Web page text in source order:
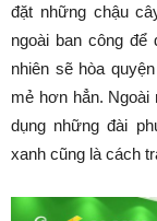
đặt những chậu
ngoài ban công để
nhiên sẽ hòa
mẻ hơn hẳn.
dụng những đài
xanh cũng là cách